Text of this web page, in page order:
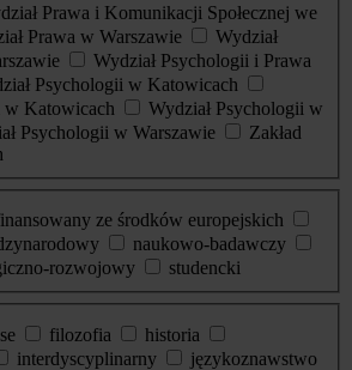
Prawa i Komunikacji Społecznej we
Prawa w Warszawie
Wydział
Wydział Psychologii i Prawa
Psychologii w Katowicach
w Katowicach
Wydział Psychologii w
Psychologii w Warszawie
Zakład
ze środków europejskich
naukowo-badawczy
rozwojowy
studencki
filozofia
historia
interdyscyplinarny
językoznawstwo